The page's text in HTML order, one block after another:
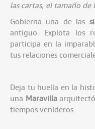
las cartas, el tamaño de
Gobierna una de las
antiguo. Explota los
participa en la
tus relaciones
Deja tu huella en la
una Maravilla
tiempos venideros.